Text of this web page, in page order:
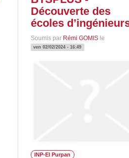
Découverte des
écoles
Soumis par Rémi GOMIS le
ven 02/02/2024 - 16:49
INP-EI Purpan